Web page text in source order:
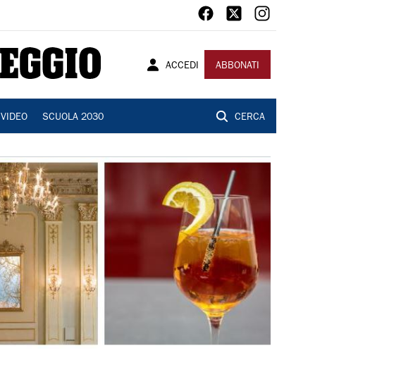
ACCEDI ABBONATI
VIDEO SCUOLA 2030 CERCA